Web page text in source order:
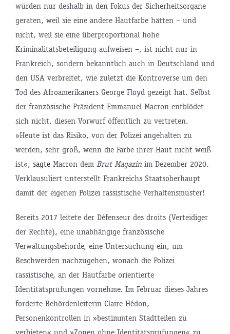
würden nur deshalb in den Fokus der Sicherheitsorgane
geraten, weil sie eine andere Hautfarbe hätten – und
nicht, weil sie eine überproportional hohe
Kriminalitätsbeteiligung aufweisen –, ist nicht nur in
Frankreich, sondern bekanntlich auch in Deutschland und
den USA verbreitet, wie zuletzt die Kontroverse um den
Tod des Afroamerikaners George Floyd gezeigt hat. Selbst
der französische Präsident Emmanuel Macron entblödet
sich nicht, diesen Vorwurf öffentlich zu vertreten.
»Heute ist das Risiko, von der Polizei angehalten zu
werden, sehr groß, wenn die Farbe ihrer Haut nicht weiß
ist«, sagteMacron dem Brut Magazinim Dezember 2020.
Verklausuliert unterstellt Frankreichs Staatsoberhaupt
damit der eigenen Polizei rassistische Verhaltensmuster!
Bereits 2017 leitete der Défenseur des droits (Verteidiger
der Rechte), eine unabhängige französische
Verwaltungsbehörde, eine Untersuchung ein, um
Beschwerden nachzugehen, wonach die Polizei
rassistische, an der Hautfarbe orientierte
Identitätsprüfungen vornehme. Im Februar dieses Jahres
forderte Behördenleiterin Claire Hédon,
Personenkontrollen in »bestimmten Stadtteilen zu